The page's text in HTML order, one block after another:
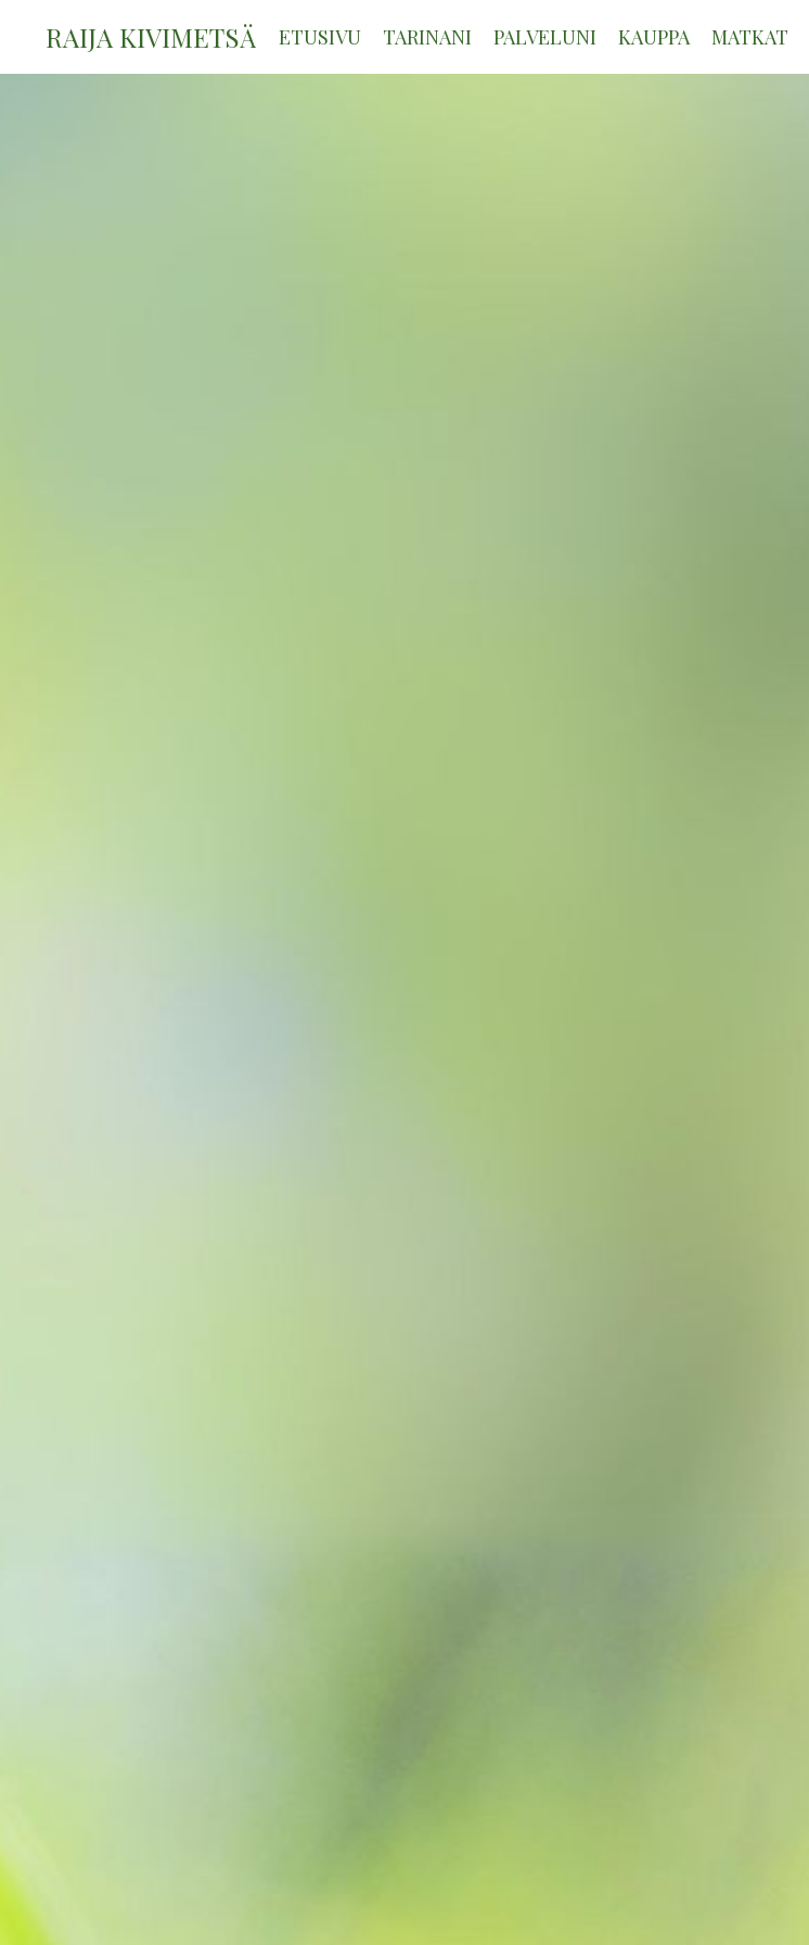
RAIJA KIVIMETSÄ ETUSIVU TARINANI PALVELUNI KAUPPA MATKAT